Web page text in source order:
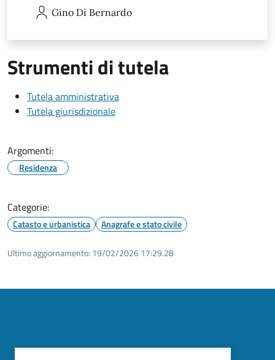
Gino Di Bernardo
Strumenti di tutela
Tutela amministrativa
Tutela giurisdizionale
Argomenti:
Residenza
Categorie:
Catasto e urbanistica Anagrafe e stato civile
Ultimo aggiornamento: 19/02/2026 17:29.28